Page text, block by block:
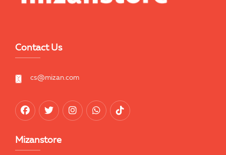
Contact Us
cs@mizan.com
Mizanstore